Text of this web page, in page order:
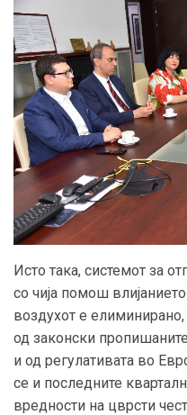
Исто така, системот за
со чија помош
воздухот е
од законски
и од регулативата во
се и последните
вредности на цврсти